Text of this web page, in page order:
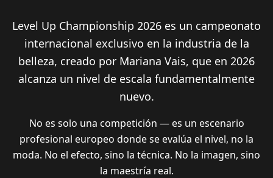
Level Up Championship 2026 es un campeonato
internacional exclusivo en la industria de la
belleza, creado por Mariana Vais, que en 2026
alcanza un nivel de escala fundamentalmente
nuevo.
No es solo una competición — es un escenario
profesional europeo donde se evalúa el nivel, no la
moda. No el efecto, sino la técnica. No la imagen, sino
la maestría real.